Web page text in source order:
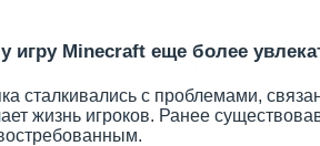
игру Minecraft еще более
сталкивались с проблемами,
жизнь игроков. Ранее